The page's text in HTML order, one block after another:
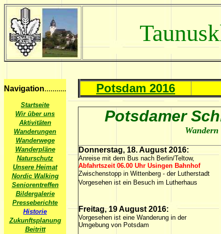
Navigation...........
Startseite
Wir über uns
Aktivitäten
Wanderungen
Wanderwege
Wanderpläne
Naturschutz
Unsere Heimat
Nordic Walking
Seniorentreffen
Bildergalerie
Presseberichte
Historie
Zukunftsplanung
Beitritt
Potsdam 2016
Potsdamer
Donnerstag, 18. August 2016:
Anreise mit dem Bus nach Berlin/Teltow,
Abfahrtszeit 06.00 Uhr Usingen Bahnhof
Zwischenstopp in Wittenberg - der Lutherstadt
Vorgesehen ist ein Besuch im Lutherhaus
Freitag, 19 August 2016:
Vorgesehen ist eine Wanderung in der
Umgebung von Potsdam